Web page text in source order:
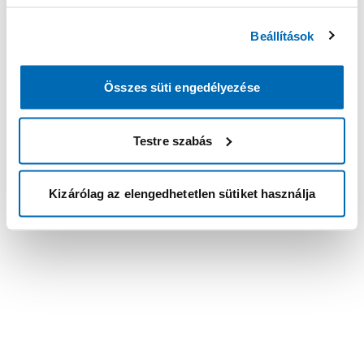
Beállítások
Összes süti engedélyezése
Testre szabás
Kizárólag az elengedhetetlen sütiket használja